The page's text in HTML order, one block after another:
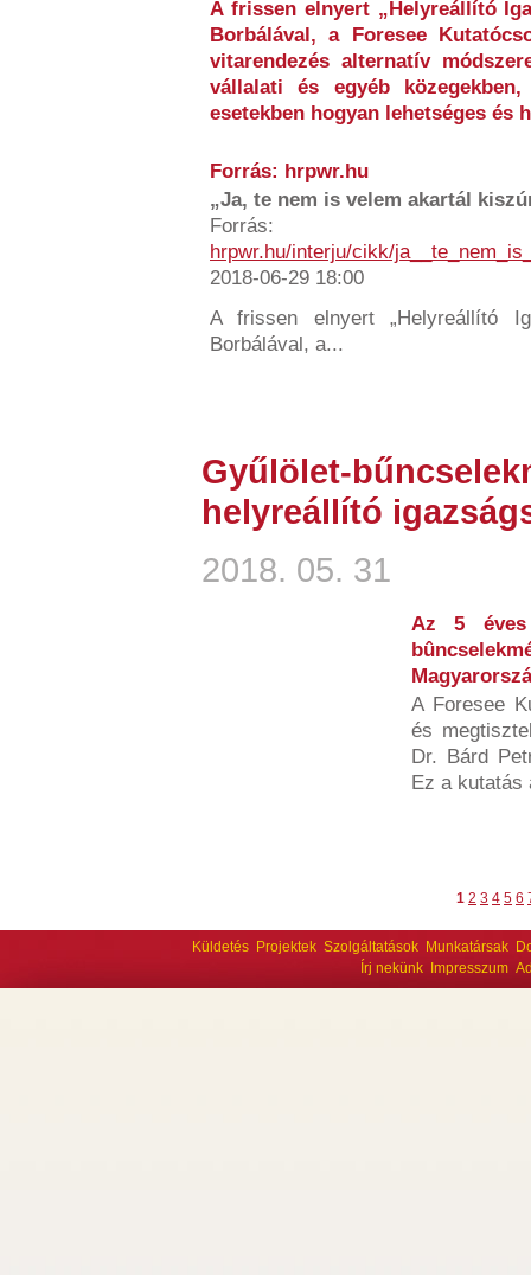
A frissen elnyert „Helyreállító
Borbálával, a Foresee
vitarendezés alternatív
vállalati és egyéb
esetekben hogyan lehetséges és
Forrás: hrpwr.hu
„Ja, te nem is velem akartál
Forrás:
hrpwr.hu/interju/cikk/
2018-06-29 18:00
A frissen elnyert „Helyreállító
Borbálával, a...
Gyűlölet-
helyreállító
2018. 05. 31
Az 5 éves
A Foresee
és
Dr. Bárd
Ez a kutatás
1 2 3 4 5 6
Küldetés Projektek Szolgáltatások Munkatársak
Írj nekünk
Impresszum